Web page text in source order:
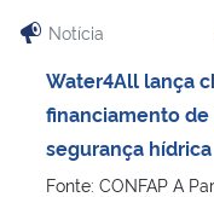
Notícia
Water4All lança
financiamento
segurança hídrica
Fonte: CONFAP A